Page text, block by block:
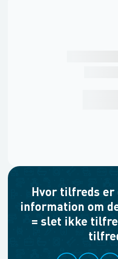
Hvor tilfreds er
information om
= slet ikke